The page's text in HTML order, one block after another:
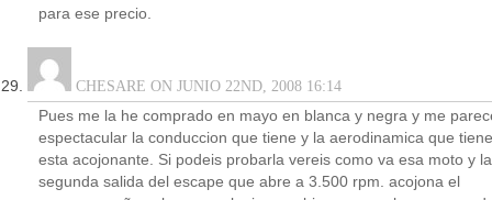
para ese precio.
CHESARE ON JUNIO 22ND, 2008 16:14
Pues me la he comprado en mayo en blanca y negra y me
espectacular la conduccion que tiene y la aerodinamica que tiene
esta acojonante. Si podeis probarla vereis como va esa moto y la
segunda salida del escape que abre a 3.500 rpm. acojona el